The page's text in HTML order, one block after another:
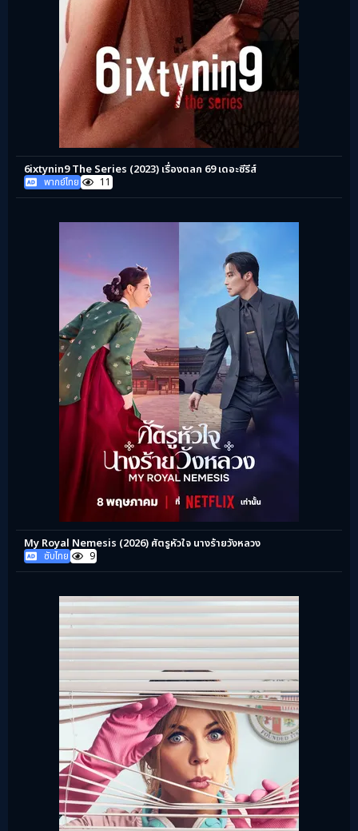
6ixtynin9 The Series (2023) เรื่องตลก 69 เดอะซีรีส์
พากย์ไทย 11
My Royal Nemesis (2026) ศัตรูหัวใจ นางร้ายวังหลวง
ซับไทย 9